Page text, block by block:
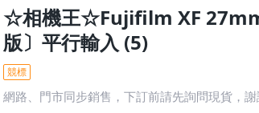
☆相機王☆Fujifilm XF 27mm
版〕平行輸入 (5)
競標
網路、門市同步銷售，下訂前請先詢問現貨，謝